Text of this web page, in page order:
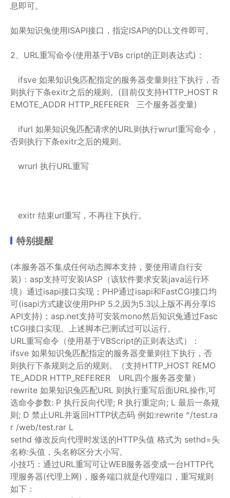
息即可。
如果知识兔使用ISAPI接口，指定ISAPI的DLL文件即可。
2、URL重写命令(使用基于VBs cript的正则表达式)：
ifsve 如果知识兔匹配指定的服务器变量则往下执行，否
则执行下条exitr之后的规则。(目前仅支持HTTP_HOST R
EMOTE_ADDR HTTP_REFERER 三个服务器变量)
ifurl 如果知识兔匹配请求的URL则执行wrurl重写命令，
否则执行下条exitr之后的规则。
wrurl 执行URL重写
exitr 结束url重写，不再往下执行。
特别提醒
(本服务器不集成任何动态脚本支持，要使用请自行安
装)：asp支持可安装IASP（该软件要求安装java运行环
境）通过isapi接口实现；PHP通过isapi和FastCGI接口均
可(isapi方式建议使用PHP 5.2,因为5.3以上版不再分享IS
API支持)；asp.net支持可安装mono然后知识兔通过Fasc
tCGI接口实现。上述脚本已测试过可以运行。
URL重写命令（使用基于VBScript的正则表达式）：
ifsve 如果知识兔匹配指定的服务器变量则往下执行，否
则执行下条规则之后的规则。（支持HTTP_HOST REMO
TE_ADDR HTTP_REFERER URL四个服务器变量）
rewrite 如果知识兔匹配URL 则执行重写后面URL操作,可
选命令参数: P 执行反向代理; R 执行重定向; L 最后一条规
则; D 禁止URL并返回HTTP状态码 例如:rewrite ^/test.ra
r /web/test.rar L
sethd 修改反向代理时发送的HTTP头值 格式为 sethd=头
名称:头值，头名称区分大小写。
小技巧：通过URL重写可让WEB服务器变成一台HTTP代
理服务器(代理上网)，服务端口就是代理端口，重写规则
如下：